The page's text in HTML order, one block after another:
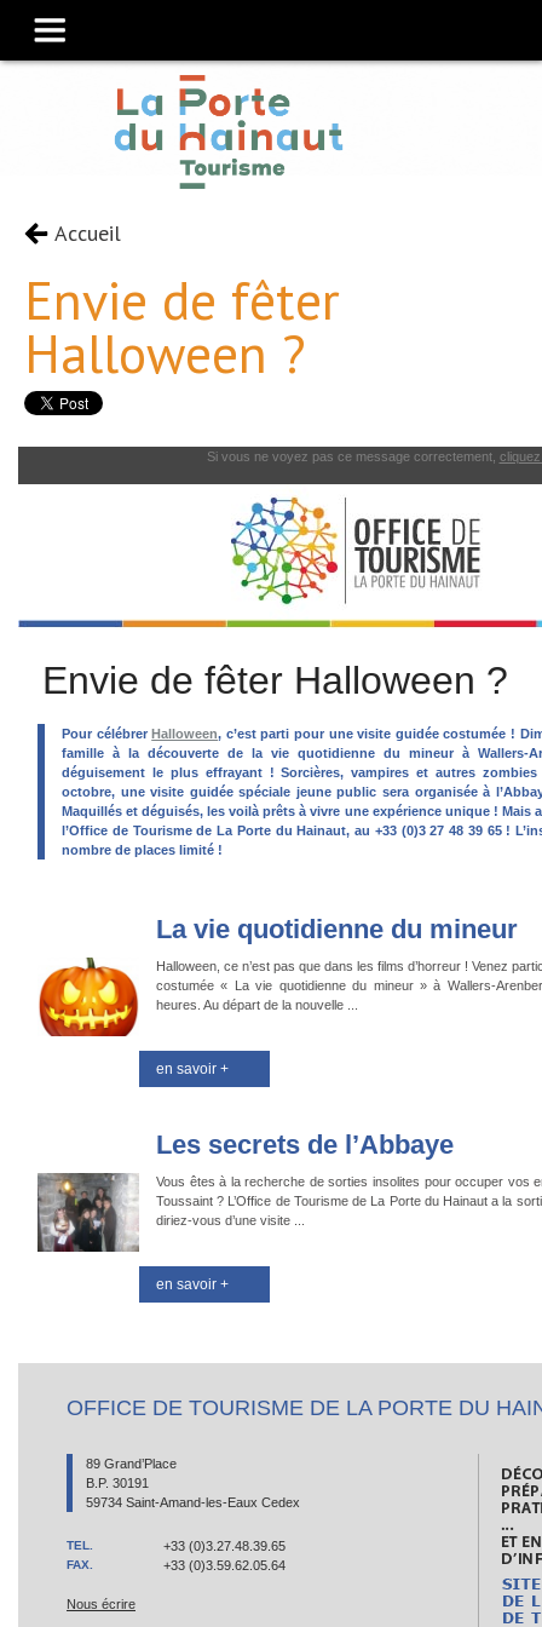
Accueil
Envie de fêter
Halloween ?
Si vous ne voyez pas ce message correctement,
Envie de fêter Halloween ?
Pour célébrerHalloween, c’est parti pour une visite guidée costumée !
famille à la découverte de la vie quotidienne du mineur à Wallers-
déguisement le plus effrayant ! Sorcières, vampires et autres
octobre, une visite guidée spéciale jeune public sera organisée à
Maquillés et déguisés, les voilà prêts à vivre une expérience unique ! Mais
l’Office de Tourisme de La Porte du Hainaut, au +33 (0)3 27 48 39 65 !
nombre de places limité !
La vie quotidienne du mineur
Halloween, ce n’est pas que dans les films d’horreur ! Venez
costumée « La vie quotidienne du mineur » à Wallers-
heures. Au départ de la nouvelle ...
en savoir +
Les secrets de l’Abbaye
Vous êtes à la recherche de sorties insolites pour occuper vos
Toussaint ? L’Office de Tourisme de La Porte du Hainaut a la
diriez-vous d’une visite ...
en savoir +
OFFICE DE TOURISME DE LA PORTE DU
89 Grand’Place
B.P. 30191
59734 Saint-Amand-les-Eaux Cedex
TEL. +33 (0)3.27.48.39.65
FAX. +33 (0)3.59.62.05.64
Nous écrire